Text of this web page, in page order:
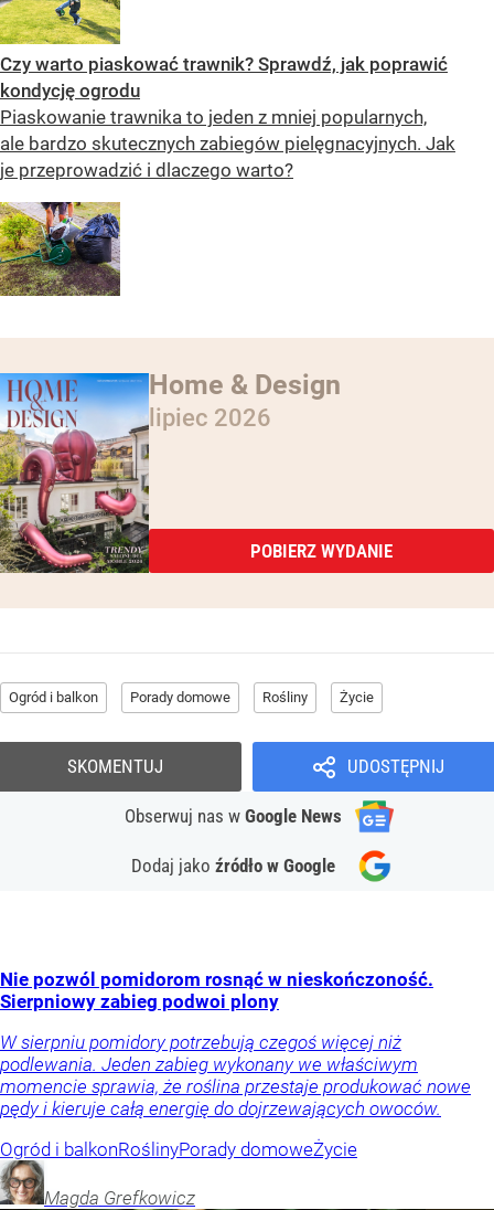
Czy warto piaskować trawnik? Sprawdź, jak poprawić
kondycję ogrodu
Piaskowanie trawnika to jeden z mniej popularnych,
ale bardzo skutecznych zabiegów pielęgnacyjnych. Jak
je przeprowadzić i dlaczego warto?
Home & Design
lipiec 2026
POBIERZ WYDANIE
Ogród i balkon Porady domowe Rośliny Życie
UDOSTĘPNIJ
Obserwuj nas w Google News
Dodaj jako źródło w Google
SKOMENTUJ
Nie pozwól pomidorom rosnąć w nieskończoność.
Sierpniowy zabieg podwoi plony
W sierpniu pomidory potrzebują czegoś więcej niż
podlewania. Jeden zabieg wykonany we właściwym
momencie sprawia, że roślina przestaje produkować nowe
pędy i kieruje całą energię do dojrzewających owoców.
Ogród i balkonRoślinyPorady domoweŻycie
Magda Grefkowicz